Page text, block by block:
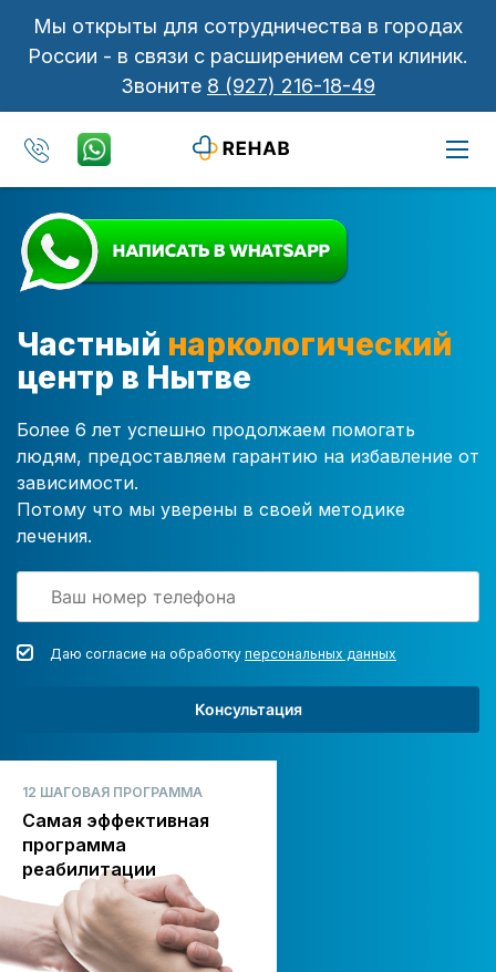
Мы открыты для сотрудничества в городах
России - в связи с расширением сети клиник.
Звоните 8 (927) 216-18-49
Частный наркологический
центр в Нытве
Более 6 лет успешно продолжаем помогать
людям, предоставляем гарантию на избавление от
зависимости.
Потому что мы уверены в своей методике
лечения.
Даю согласие на обработку персональных данных
Консультация
12 ШАГОВАЯ ПРОГРАММА
Самая эффективная
программа
реабилитации